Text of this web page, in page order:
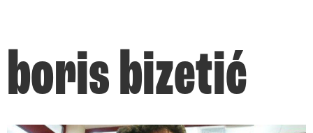
boris bizetić